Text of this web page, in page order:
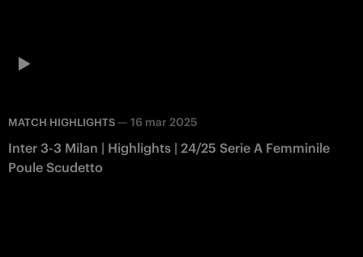
MATCH HIGHLIGHTS — 16 mar 2025
Inter 3-3 Milan | Highlights | 24/25 Serie A Femminile
Poule Scudetto